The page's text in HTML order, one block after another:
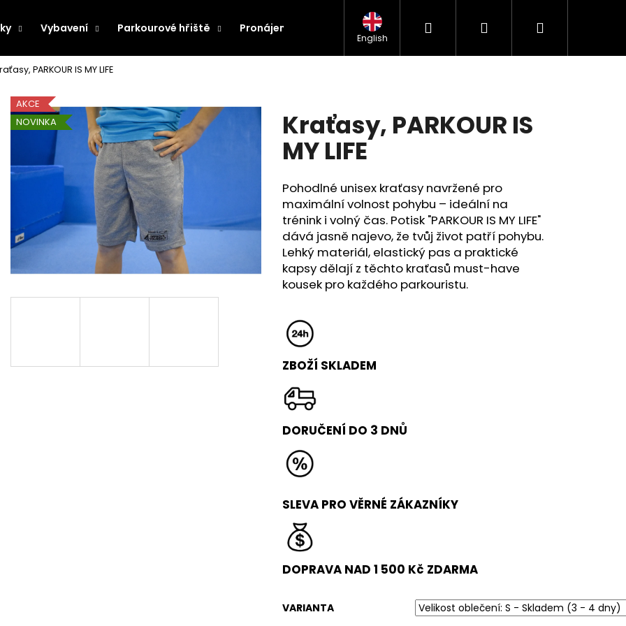
Vybavení Parkourové hřiště Pronájem překážek Kontakt Obchodní podmínky FAQ
English
Hledat PřihlášeníNákupní
PARKOUR IS MY LIFE
Kraťasy, PARKOUR IS
MY LIFE
Pohodlné unisex kraťasy navržené pro
maximální volnost pohybu – ideální na
trénink i volný čas. Potisk "PARKOUR IS MY LIFE"
dává jasně najevo, že tvůj život patří pohybu.
Lehký materiál, elastický pas a praktické
kapsy dělají z těchto kraťasů must-have
kousek pro každého parkouristu.
ZBOŽÍ SKLADEM
DORUČENÍ DO 3 DNŮ
SLEVA PRO VĚRNÉ ZÁKAZNÍKY
DOPRAVA NAD 1 500 Kč ZDARMA
VARIANTA
AKCE
NOVINKA
Co potřebujete najít?
HLEDAT
Doporučujeme
18 490 Kč